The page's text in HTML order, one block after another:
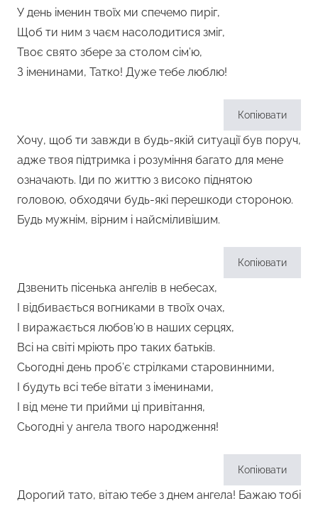
У день іменин твоїх ми спечемо пиріг,
Щоб ти ним з чаєм насолодитися зміг,
Твоє свято збере за столом сім’ю,
З іменинами, Татко! Дуже тебе люблю!
Копіювати
Хочу, щоб ти завжди в будь-якій ситуації був поруч,
адже твоя підтримка і розуміння багато для мене
означають. Іди по життю з високо піднятою
головою, обходячи будь-які перешкоди стороною.
Будь мужнім, вірним і найсміливішим.
Копіювати
Дзвенить пісенька ангелів в небесах,
І відбивається вогниками в твоїх очах,
І виражається любов’ю в наших серцях,
Всі на світі мріють про таких батьків.
Сьогодні день проб’є стрілками старовинними,
І будуть всі тебе вітати з іменинами,
І від мене ти прийми ці привітання,
Сьогодні у ангела твого народження!
Копіювати
Дорогий тато, вітаю тебе з днем ангела! Бажаю тобі